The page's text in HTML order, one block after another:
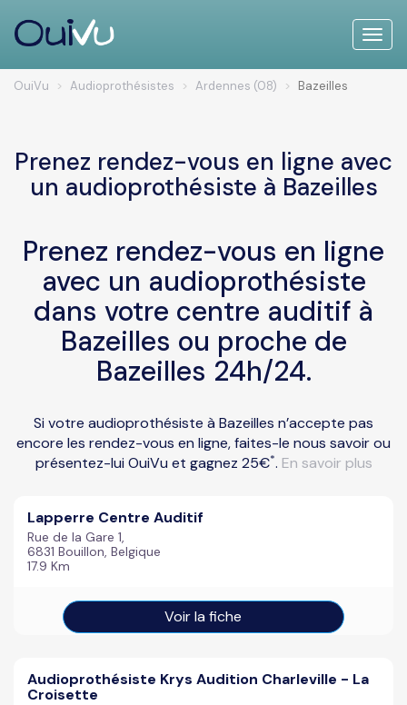
Toggle
OuiVu Audioprothésistes Ardennes (08) Bazeilles
Prenez rendez-vous en ligne avec
un audioprothésiste à Bazeilles
Prenez rendez-vous en ligne
avec un audioprothésiste
dans votre centre auditif à
Bazeilles ou proche de
Bazeilles 24h/24.
Si votre audioprothésiste à Bazeilles n’accepte pas
encore les rendez-vous en ligne, faites-le nous savoir ou
présentez-lui OuiVu et gagnez 25€*. En savoir plus
Lapperre Centre Auditif
Rue de la Gare 1,
6831 Bouillon, Belgique
17.9 Km
Voir la fiche
Audioprothésiste Krys Audition Charleville - La
Croisette